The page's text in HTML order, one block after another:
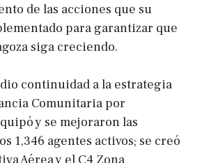
de las acciones que su
para garantizar que
siga creciendo.
continuidad a la estrategia
Comunitaria por
y se mejoraron las
1,346 agentes activos; se creó